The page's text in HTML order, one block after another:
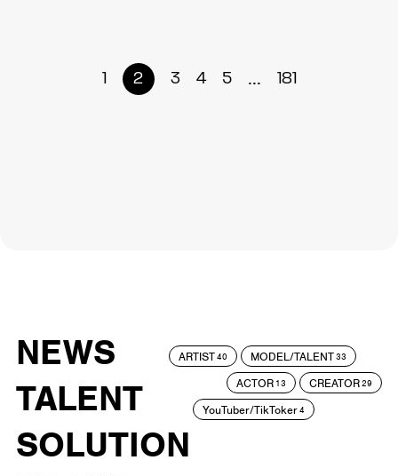
1 2 3 4 5 ... 181
NEWS
TALENT
SOLUTION
ARTIST40 MODEL/TALENT33
ACTOR 13 CREATOR29
YouTuber/TikToker4